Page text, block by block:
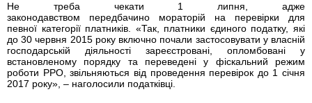
Не треба чекати 1 липня, адже
законодавством передбачино мораторій на перевірки для
певної категорії платників. «Так, платники єдиного податку, які
до 30 червня 2015 року включно почали застосовувати у власній
господарській діяльності зареєстровані, опломбовані у
встановленому порядку та переведені у фіскальний режим
роботи РРО, звільняються від проведення перевірок до 1 січня
2017 року», – наголосили податківці